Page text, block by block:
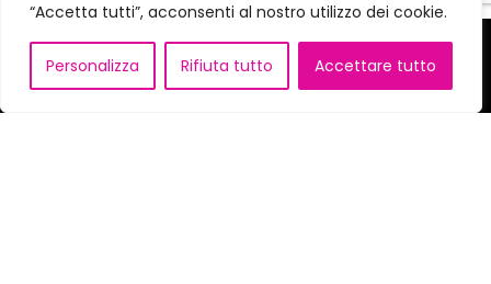
“Accetta tutti”, acconsenti al nostro utilizzo dei cookie.
Personalizza Rifiuta tutto Accettare tutto